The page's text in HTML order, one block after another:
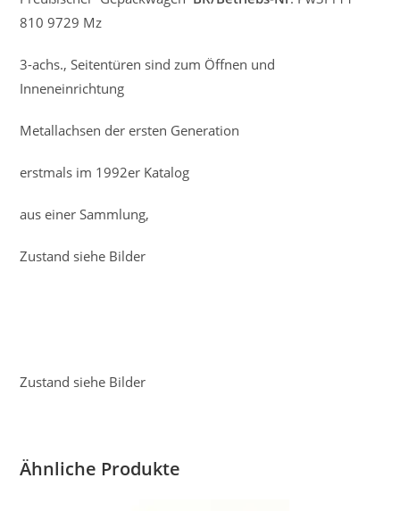
810 9729 Mz
3-achs., Seitentüren sind zum Öffnen und
Inneneinrichtung
Metallachsen der ersten Generation
erstmals im 1992er Katalog
aus einer Sammlung,
Zustand siehe Bilder
Zustand siehe Bilder
Ähnliche Produkte